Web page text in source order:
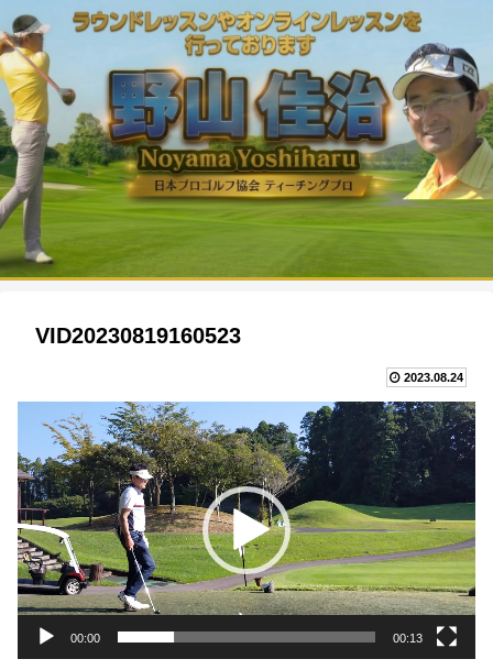
VID20230819160523
2023.08.24
プ
レ
ー
ヤ
ー
00:00 00:13